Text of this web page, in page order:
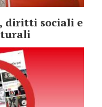
diritti sociali e